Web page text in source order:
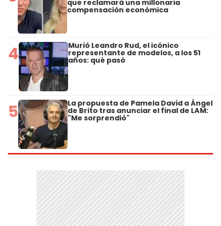
que reclamará una millonaria
compensación económica
4 Murió Leandro Rud, el icónico
representante de modelos, a los 51
años: qué pasó
5 La propuesta de Pamela David a Ángel
de Brito tras anunciar el final de LAM:
"Me sorprendió"